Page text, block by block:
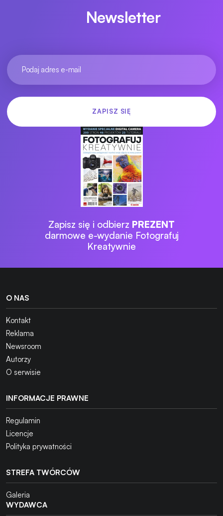
Newsletter
Zapisz się i odbierz PREZENT
darmowe e-wydanie Fotografuj
Kreatywnie
O NAS
Kontakt
Reklama
Newsroom
Autorzy
O serwisie
INFORMACJE PRAWNE
Regulamin
Licencje
Polityka prywatności
STREFA TWÓRCÓW
Galeria
WYDAWCA